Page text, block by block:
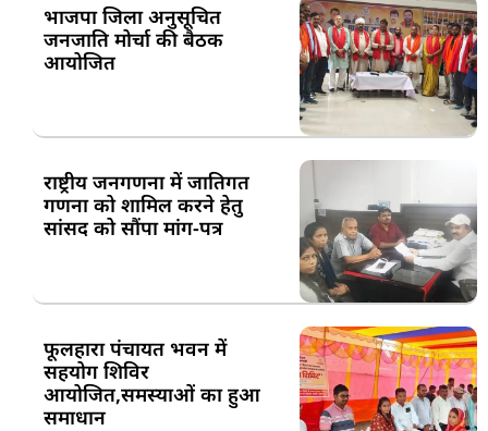
भाजपा जिला अनुसूचित
जनजाति मोर्चा की बैठक
आयोजित
राष्ट्रीय जनगणना में जातिगत
गणना को शामिल करने हेतु
सांसद को सौंपा मांग-पत्र
फूलहारा पंचायत भवन में
सहयोग शिविर
आयोजित,समस्याओं का हुआ
समाधान